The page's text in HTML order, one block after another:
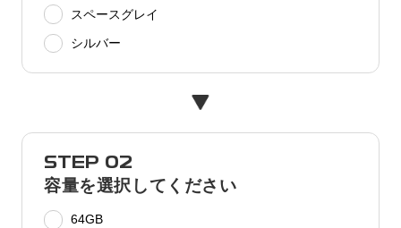
スペースグレイ
シルバー
STEP 02
容量を選択してください
64GB